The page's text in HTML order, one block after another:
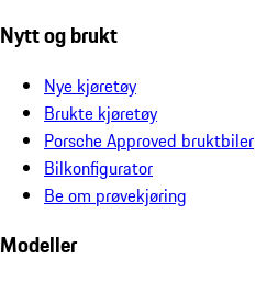
Nytt og brukt
Nye kjøretøy
Brukte kjøretøy
Porsche Approved bruktbiler
Bilkonfigurator
Be om prøvekjøring
Modeller